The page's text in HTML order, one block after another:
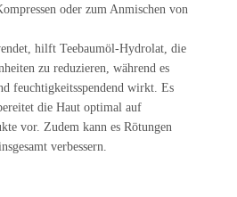
oder zum Anmischen von
hilft Teebaumöl-Hydrolat, die
zu reduzieren, während es
feuchtigkeitsspendend wirkt. Es
die Haut optimal auf
vor. Zudem kann es Rötungen
verbessern.